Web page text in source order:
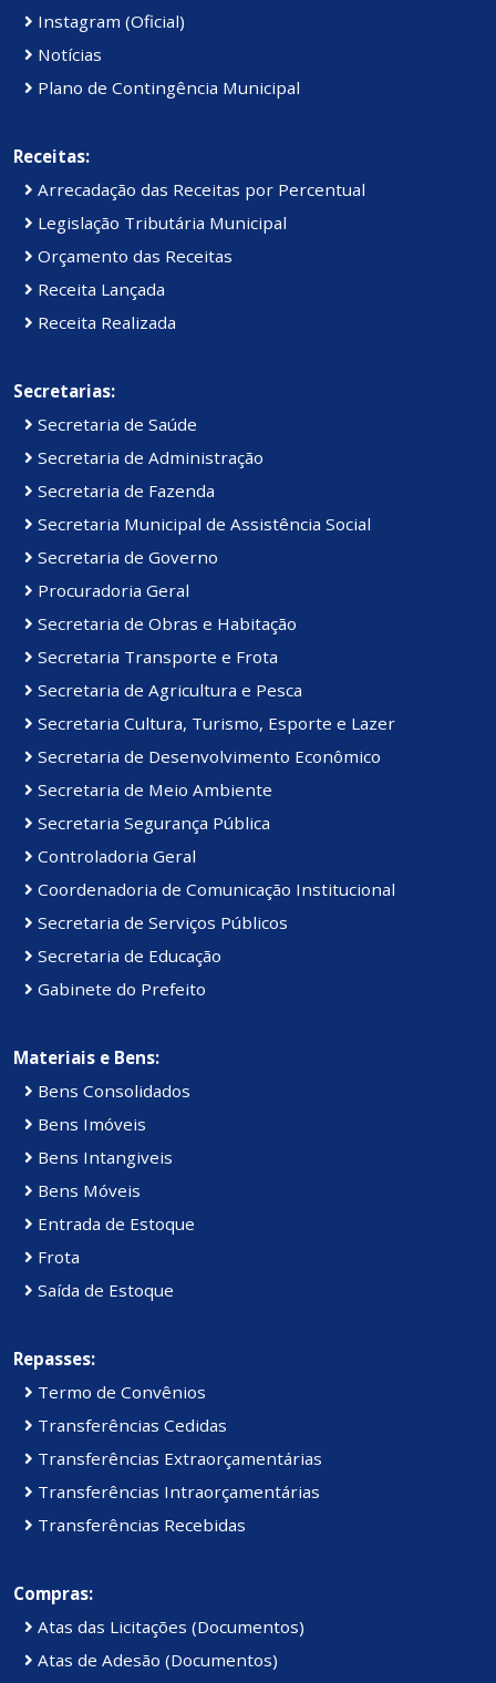
Instagram (Oficial)
Notícias
Plano de Contingência Municipal
Receitas:
Arrecadação das Receitas por Percentual
Legislação Tributária Municipal
Orçamento das Receitas
Receita Lançada
Receita Realizada
Secretarias:
Secretaria de Saúde
Secretaria de Administração
Secretaria de Fazenda
Secretaria Municipal de Assistência Social
Secretaria de Governo
Procuradoria Geral
Secretaria de Obras e Habitação
Secretaria Transporte e Frota
Secretaria de Agricultura e Pesca
Secretaria Cultura, Turismo, Esporte e Lazer
Secretaria de Desenvolvimento Econômico
Secretaria de Meio Ambiente
Secretaria Segurança Pública
Controladoria Geral
Coordenadoria de Comunicação Institucional
Secretaria de Serviços Públicos
Secretaria de Educação
Gabinete do Prefeito
Materiais e Bens:
Bens Consolidados
Bens Imóveis
Bens Intangiveis
Bens Móveis
Entrada de Estoque
Frota
Saída de Estoque
Repasses:
Termo de Convênios
Transferências Cedidas
Transferências Extraorçamentárias
Transferências Intraorçamentárias
Transferências Recebidas
Compras:
Atas das Licitações (Documentos)
Atas de Adesão (Documentos)